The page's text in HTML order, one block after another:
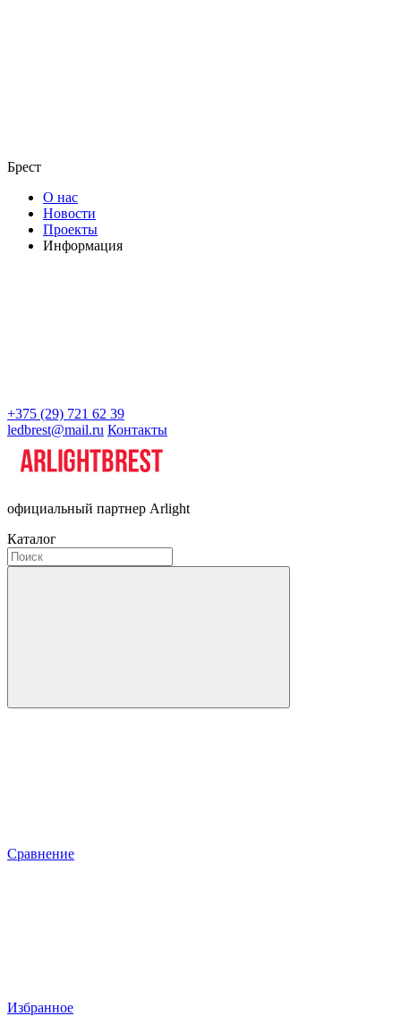
Брест
О нас
Новости
Проекты
Информация
+375 (29) 721 62 39
ledbrest@mail.ru Контакты
официальный партнер Arlight
Каталог
Сравнение
Избранное